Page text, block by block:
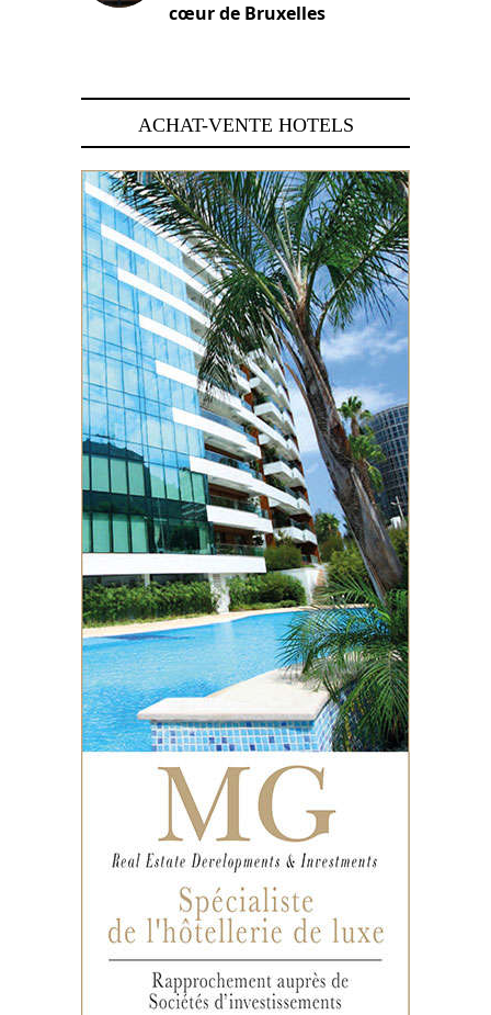
cœur de Bruxelles
ACHAT-VENTE HOTELS